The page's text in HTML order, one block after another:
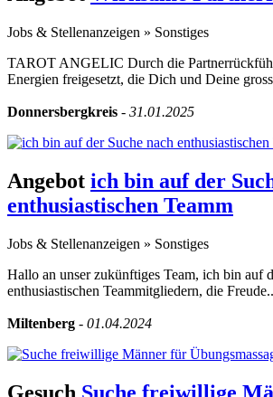
Jobs & Stellenanzeigen » Sonstiges
TAROT ANGELIC Durch die
Energien freigesetzt, die Dich und Deine
Donnersbergkreis - 31.01.2025
Angebot ich bin auf der
enthusiastischen Teamm
Jobs & Stellenanzeigen » Sonstiges
Hallo an unser zukünftiges Team, ich bin auf
enthusiastischen Teammitgliedern, die
Miltenberg - 01.04.2024